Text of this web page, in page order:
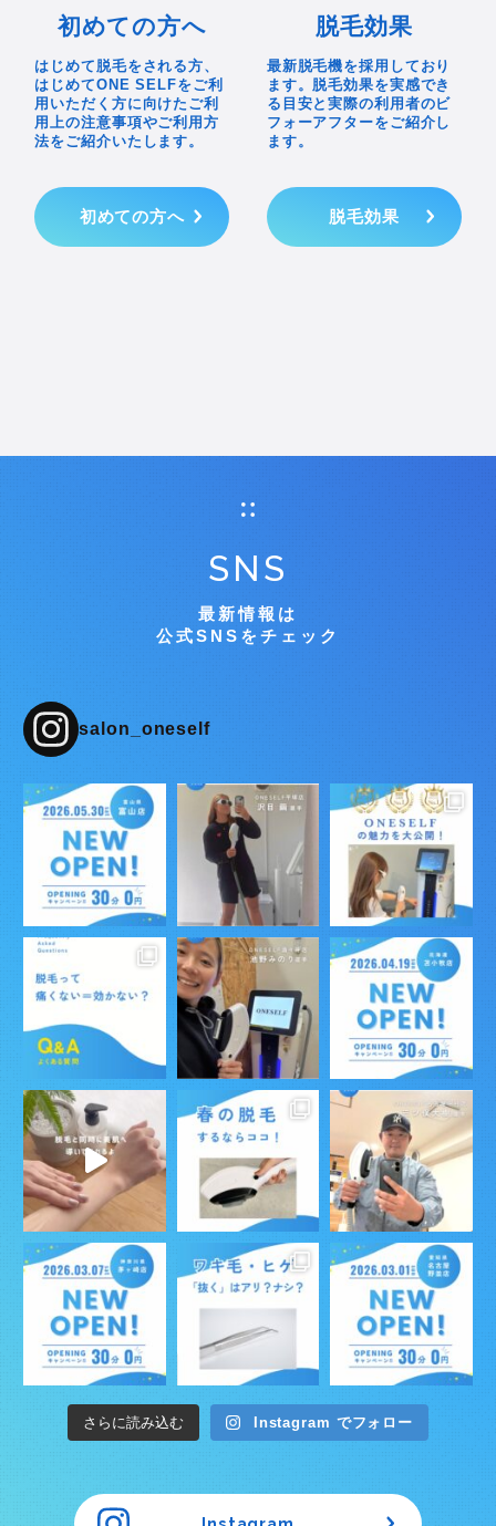
初めての方へ
はじめて脱毛をされる方、
はじめてONE SELFをご利
用いただく方に向けたご利
用上の注意事項やご利用方
法をご紹介いたします。
初めての方へ
脱毛効果
最新脱毛機を採用しており
ます。脱毛効果を実感でき
る目安と実際の利用者のビ
フォーアフターをご紹介し
ます。
脱毛効果
SNS
最新情報は
公式SNSをチェック
salon_oneself
さらに読み込む Instagram でフォロー